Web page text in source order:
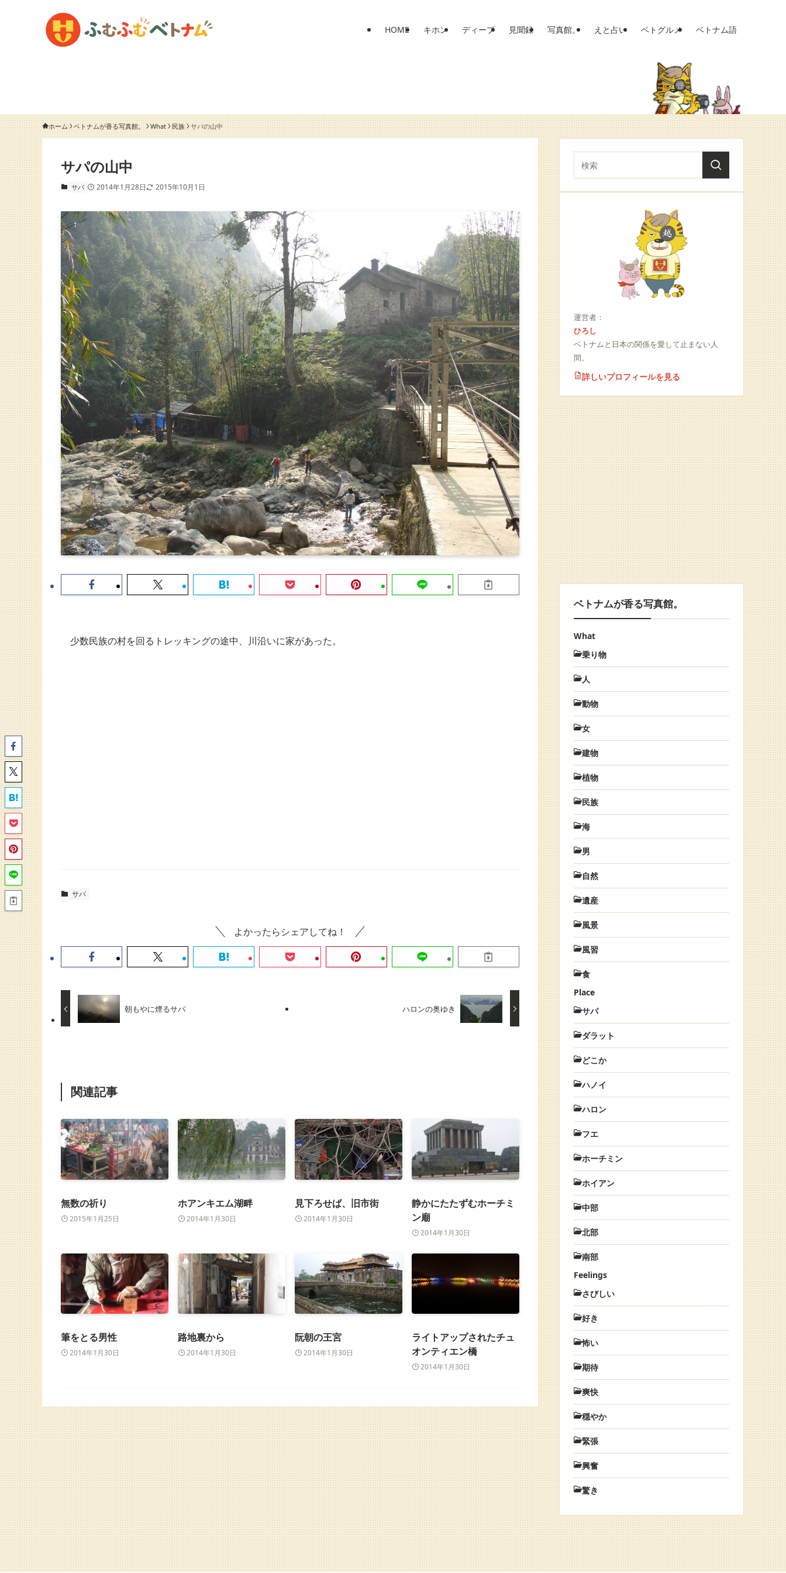
HOME キホン ディープ 見聞録 写真館。 えと占い ベトグルメ ベトナム語
ホーム ベトナムが香る写真館。 What 民族 サパの山中
サパの山中
サパ 2014年1月28日 2015年10月1日
少数民族の村を回るトレッキングの途中、川沿いに家があった。
サパ
よかったらシェアしてね！
朝もやに煙るサパ ハロンの奥ゆき
関連記事
無数の祈り
2015年1月25日
ホアンキエム湖畔
2014年1月30日
見下ろせば、旧市街
2014年1月30日
静かにたたずむホーチミ
ン廟
2014年1月30日
筆をとる男性
2014年1月30日
路地裏から
2014年1月30日
阮朝の王宮
2014年1月30日
ライトアップされたチュ
オンティエン橋
2014年1月30日
運営者：
ひろし
ベトナムと日本の関係を愛して止まない人
間。
詳しいプロフィールを見る
ベトナムが香る写真館。
What
乗り物
人
動物
女
建物
植物
民族
海
男
自然
遺産
風景
風習
食
Place
サパ
ダラット
どこか
ハノイ
ハロン
フエ
ホーチミン
ホイアン
中部
北部
南部
Feelings
さびしい
好き
怖い
期待
爽快
穏やか
緊張
興奮
驚き